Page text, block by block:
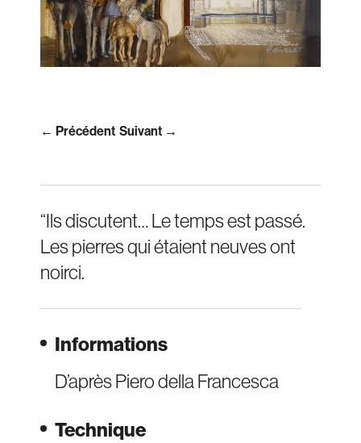
Informations
D’après Piero della Francesca
Technique
← Précédent Suivant →
“Ils discutent… Le temps est passé.
Les pierres qui étaient neuves ont
noirci.